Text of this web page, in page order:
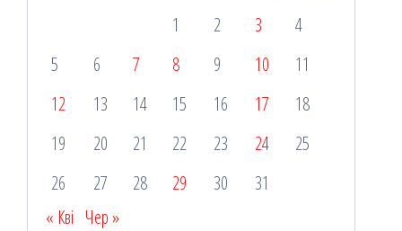
1
2 3
4
5
6 7 8 9 10
11
12
13 14 15 16 17
18
19
20 21 22 23 24
25
26
27 28 29 30
31
« Кві Чер »